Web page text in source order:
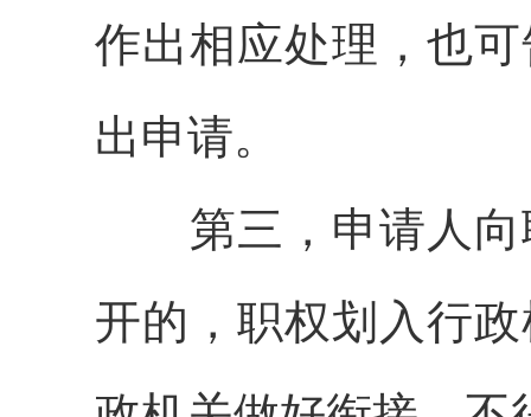
作出相应处理，也
出申请。
第三，申请人向
开的，职权划入行